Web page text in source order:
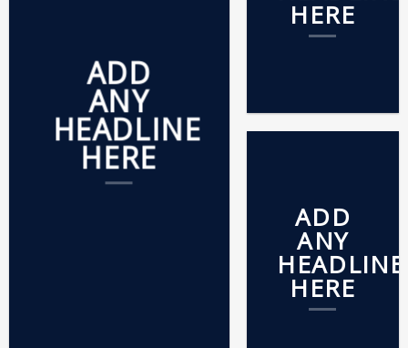
ADD
ANY
HEADLINE
HERE
HERE
ADD
ANY
HEADLINE
HERE